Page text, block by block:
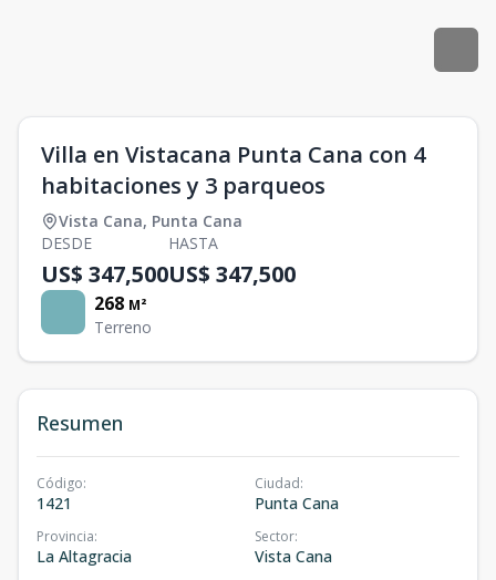
Villa en Vistacana Punta Cana con 4
habitaciones y 3 parqueos
Vista Cana, Punta Cana
DESDE
US$ 347,500
HASTA
US$ 347,500
268 M²
Terreno
Resumen
Código:
1421
Ciudad:
Punta Cana
Provincia:
La Altagracia
Sector:
Vista Cana